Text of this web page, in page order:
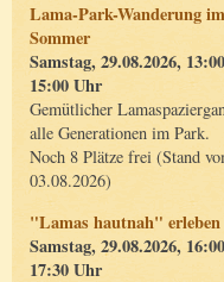
Lama-Park-Wanderung im
Sommer
Samstag, 29.08.2026,
15:00 Uhr
Gemütlicher
alle Generationen im Park.
Noch 8 Plätze frei (Stand
03.08.2026)
"Lamas hautnah" erleben
Samstag, 29.08.2026,
17:30 Uhr